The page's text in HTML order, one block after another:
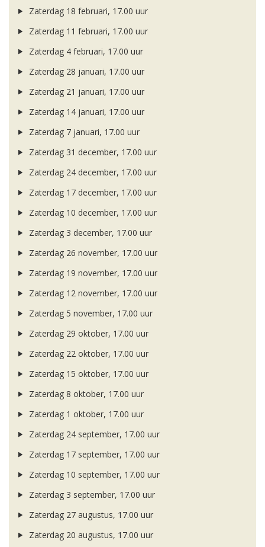
Zaterdag 18 februari, 17.00 uur
Zaterdag 11 februari, 17.00 uur
Zaterdag 4 februari, 17.00 uur
Zaterdag 28 januari, 17.00 uur
Zaterdag 21 januari, 17.00 uur
Zaterdag 14 januari, 17.00 uur
Zaterdag 7 januari, 17.00 uur
Zaterdag 31 december, 17.00 uur
Zaterdag 24 december, 17.00 uur
Zaterdag 17 december, 17.00 uur
Zaterdag 10 december, 17.00 uur
Zaterdag 3 december, 17.00 uur
Zaterdag 26 november, 17.00 uur
Zaterdag 19 november, 17.00 uur
Zaterdag 12 november, 17.00 uur
Zaterdag 5 november, 17.00 uur
Zaterdag 29 oktober, 17.00 uur
Zaterdag 22 oktober, 17.00 uur
Zaterdag 15 oktober, 17.00 uur
Zaterdag 8 oktober, 17.00 uur
Zaterdag 1 oktober, 17.00 uur
Zaterdag 24 september, 17.00 uur
Zaterdag 17 september, 17.00 uur
Zaterdag 10 september, 17.00 uur
Zaterdag 3 september, 17.00 uur
Zaterdag 27 augustus, 17.00 uur
Zaterdag 20 augustus, 17.00 uur